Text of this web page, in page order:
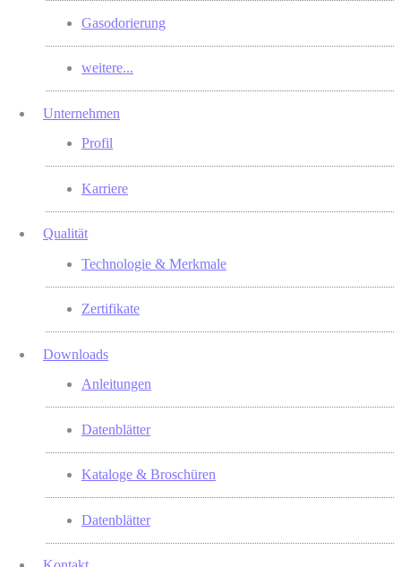
Gasodorierung
weitere...
Unternehmen
Profil
Karriere
Qualität
Technologie & Merkmale
Zertifikate
Downloads
Anleitungen
Datenblätter
Kataloge & Broschüren
Datenblätter